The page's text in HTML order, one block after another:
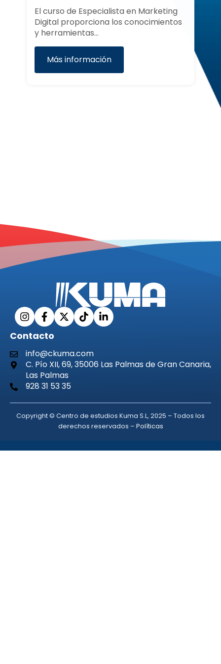
El curso Social Media Marketing en
Comercio ofrece las herramientas y
estrategias…
Más información
Contacto
info@ckuma.com
C. Pío XII, 69, 35006 Las Palmas de Gran Canaria,
Las Palmas
928 31 53 35
Copyright © Centro de estudios Kuma S.L, 2025 – Todos los
derechos reservados – Políticas